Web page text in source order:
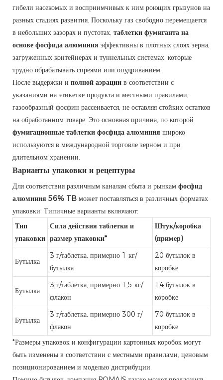
гибели насекомых и восприимчивых к ним роющих грызунов на
разных стадиях развития. Поскольку газ свободно перемещается
в небольших зазорах и пустотах, таблетки фумиганта на
основе фосфида алюминия эффективны в плотных слоях зерна,
загруженных контейнерах и туннельных системах, которые
трудно обрабатывать спреями или опудриванием.
После выдержки и полной аэрации в соответствии с
указаниями на этикетке продукта и местными правилами,
газообразный фосфин рассеивается, не оставляя стойких остатков
на обработанном товаре. Это основная причина, по которой
фумигационные таблетки фосфида алюминия широко
используются в международной торговле зерном и при
длительном хранении.
Варианты упаковки и рецептуры
Для соответствия различным каналам сбыта и рынкам фосфид
алюминия 56% TB может поставляться в различных форматах
упаковки. Типичные варианты включают:
Тип
упаковки
Сила действия таблетки и
размер упаковки*
Штук/коробка
(пример)
Бутылка
3 г/таблетка, примерно 1 кг/
бутылка
20 бутылок в
коробке
Бутылка
3 г/таблетка, примерно 1,5 кг/
флакон
14 бутылок в
коробке
Бутылка
3 г/таблетка, примерно 300 г/
флакон
70 бутылок в
коробке
*Размеры упаковок и конфигурации картонных коробок могут
быть изменены в соответствии с местными правилами, ценовым
позиционированием и моделью дистрибуции.